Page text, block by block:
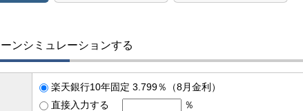
ンシミュレーションする
楽天銀行10年固定 3.799％（8月金利）
直接入力する
％